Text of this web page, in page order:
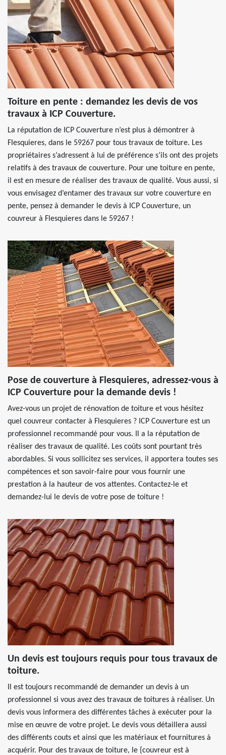
Toiture en pente : demandez les devis de vos
travaux à ICP Couverture.
La réputation de ICP Couverture n’est plus à démontrer à
Flesquieres, dans le 59267 pour tous travaux de toiture. Les
propriétaires s’adressent à lui de préférence s’ils ont des projets
relatifs à des travaux de couverture. Pour une toiture en pente,
il est en mesure de réaliser des travaux de qualité. Vous aussi, si
vous envisagez d’entamer des travaux sur votre couverture en
pente, pensez à demander le devis à ICP Couverture, un
couvreur à Flesquieres dans le 59267 !
Pose de couverture à Flesquieres, adressez-vous à
ICP Couverture pour la demande devis !
Avez-vous un projet de rénovation de toiture et vous hésitez
quel couvreur contacter à Flesquieres ? ICP Couverture est un
professionnel recommandé pour vous. Il a la réputation de
réaliser des travaux de qualité. Les coûts sont pourtant très
abordables. Si vous sollicitez ses services, il apportera toutes ses
compétences et son savoir-faire pour vous fournir une
prestation à la hauteur de vos attentes. Contactez-le et
demandez-lui le devis de votre pose de toiture !
Un devis est toujours requis pour tous travaux de
toiture.
Il est toujours recommandé de demander un devis à un
professionnel si vous avez des travaux de toitures à réaliser. Un
devis vous informera des différentes tâches à exécuter pour la
mise en œuvre de votre projet. Le devis vous détaillera aussi
des différents couts et ainsi que les matériaux et fournitures à
acquérir. Pour des travaux de toiture, le {couvreur est à